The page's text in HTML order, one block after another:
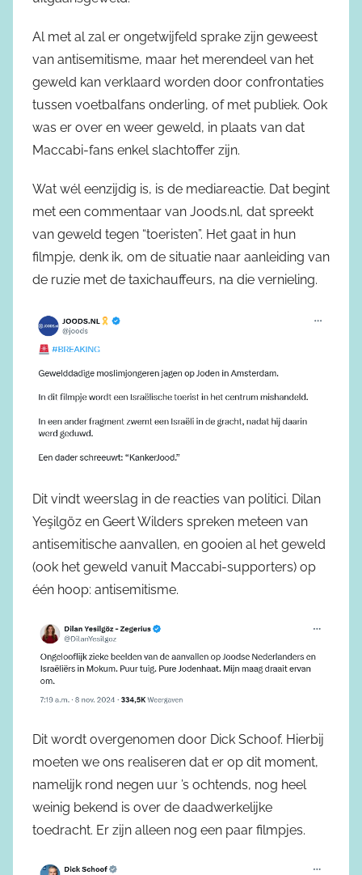
Al met al zal er ongetwijfeld sprake zijn geweest
van antisemitisme, maar het merendeel van het
geweld kan verklaard worden door confrontaties
tussen voetbalfans onderling, of met publiek. Ook
was er over en weer geweld, in plaats van dat
Maccabi-fans enkel slachtoffer zijn.
Wat wél eenzijdig is, is de mediareactie. Dat begint
met een commentaar van Joods.nl, dat spreekt
van geweld tegen “toeristen”. Het gaat in hun
filmpje, denk ik, om de situatie naar aanleiding van
de ruzie met de taxichauffeurs, na die vernieling.
Dit vindt weerslag in de reacties van politici. Dilan
Yeşilgöz en Geert Wilders spreken meteen van
antisemitische aanvallen, en gooien al het geweld
(ook het geweld vanuit Maccabi-supporters) op
één hoop: antisemitisme.
Dit wordt overgenomen door Dick Schoof. Hierbij
moeten we ons realiseren dat er op dit moment,
namelijk rond negen uur ’s ochtends, nog heel
weinig bekend is over de daadwerkelijke
toedracht. Er zijn alleen nog een paar filmpjes.